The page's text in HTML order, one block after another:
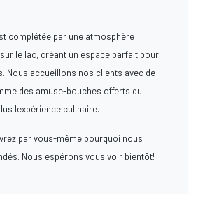
complétée par une atmosphère
le lac, créant un espace parfait pour
Nous accueillons nos clients avec de
des amuse-bouches offerts qui
l'expérience culinaire.
par vous-même pourquoi nous
Nous espérons vous voir bientôt!